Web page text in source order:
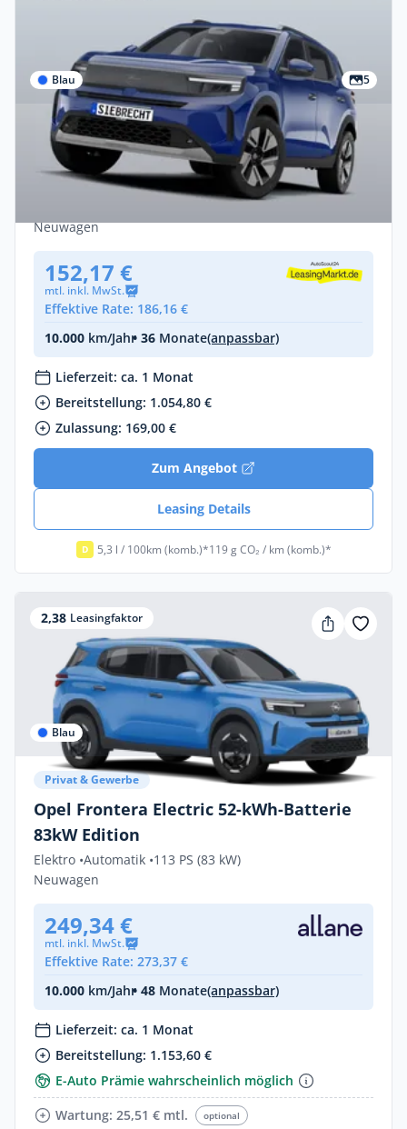
Blau 5
Privat
Opel Frontera Hybrid 81kW Ultimate
eDCT - Vorlauffahrzeug!
Neuwagen
152,17 €
mtl. inkl. MwSt.
Effektive Rate: 186,16 €
10.000 km/Jahr• 36 Monate(anpassbar)
Lieferzeit: ca. 1 Monat
Bereitstellung: 1.054,80 €
Zulassung: 169,00 €
Zum Angebot
Leasing Details
D 5,3 l / 100km (komb.)*119 g CO₂ / km (komb.)*
2,38 Leasingfaktor
Blau
Privat & Gewerbe
Opel Frontera Electric 52-kWh-Batterie
83kW Edition
Elektro •Automatik •113 PS (83 kW)
Neuwagen
249,34 €
mtl. inkl. MwSt.
Effektive Rate: 273,37 €
10.000 km/Jahr• 48 Monate(anpassbar)
Lieferzeit: ca. 1 Monat
Bereitstellung: 1.153,60 €
E-Auto Prämie wahrscheinlich möglich
Wartung: 25,51 € mtl.
optional